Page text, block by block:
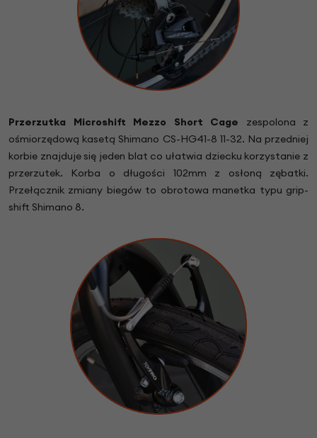
Przerzutka Microshift Mezzo Short Cage zespolona z
ośmiorzędową kasetą Shimano CS-HG41-8 11-32. Na przedniej
korbie znajduje się jeden blat co ułatwia dziecku korzystanie z
przerzutek. Korba o długości 102mm z osłoną zębatki.
Przełącznik zmiany biegów to obrotowa manetka typu grip-
shift Shimano 8.